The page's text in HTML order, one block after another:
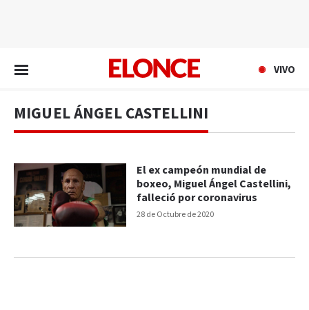
VIVO
MIGUEL ÁNGEL CASTELLINI
28 de Octubre de 2020
El ex campeón mundial de
boxeo, Miguel Ángel Castellini,
falleció por coronavirus